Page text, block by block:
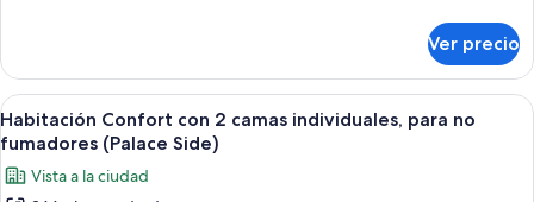
para
no
fumadores
(Dome)
superior
con
2
camas
para
Ver precio
Abrir
todas
las
fotos
Habitación de hotel con dos camas,
6
Habitación Confort con 2 camas individuales, para no
fumadores (Palace Side)
Vista a la ciudad